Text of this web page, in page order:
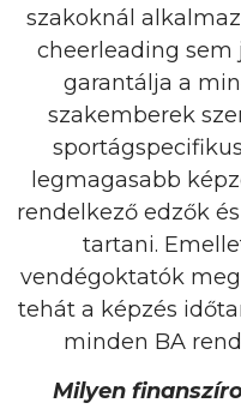
szakoknál
cheerleading
garantálja a
szakemberek
legmagasabb
rendelkező edzők
tartani.
vendégoktatók
tehát a képzés
minden BA
Milyen